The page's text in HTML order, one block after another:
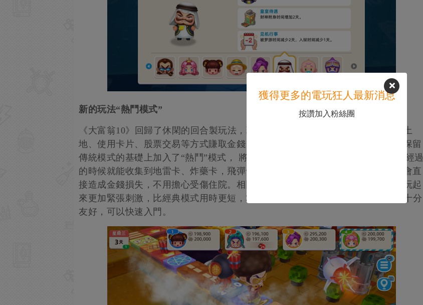
新的玩法“熱鬥模式”
《大富翁10》回歸了休閑的回合製玩法，玩家投擲骰子在道路上前進，通過購買土
地、使用卡片、股票交易等方式賺取金錢，最終取得關卡勝利。本作的亮點是在保留
傳統模式的基礎上加入了“熱鬥”模式， 將傳統模式地產格變為特殊卡片格，玩家經過
的時候就能收集到地雷卡、炸藥卡，飛彈卡等，時不時給對手來一個驚喜，對手會直
接造成金錢損失，不用擔心受傷住院。相比較傳統玩法，熱鬥模式下節奏更快，玩起
來更加緊張刺激，比經典模式用時更短，30分鐘左右就能完成一局，對於萌新也十分
友好，可以快速入門。
獲得更多的電玩狂人最新消息
按讚加入粉絲團